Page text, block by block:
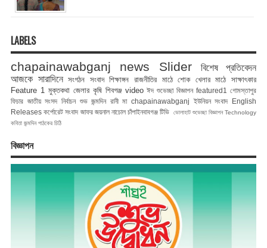
LABELS
chapainawabganj news Slider
বিশেষ প্রতিবেদন
আজকে সারাদিনে সংগঠন সংবাদ শিক্ষাঙ্গন রাজনীতির মাঠে শোক খেলার মাঠে
সাক্ষাৎকার
Feature 1 মুক্তকথা জেলার কৃষি শিবগঞ্জ video ঈদ শুভেচ্ছা বিজ্ঞাপন featured1
গোমস্তাপুর
ফিচার জাতীয় সংসদ নির্বাচন শুভ জন্মদিন রানী মা chapainawabganj ইউনিয়ন সংবাদ
English
Releases কর্পোরেট সংবাদ জাফর জয়নাল নাচোল চাঁপাইনবাবগঞ্জ টিভি ভোলাহাট শুভেচ্ছা বিজ্ঞাপন Technology
কবিতা জন্মদিন পাঠকের চিঠি
বিজ্ঞাপন